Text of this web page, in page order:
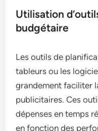
Utilisation
budgétaire
Les outils de
tableurs ou les
grandement faciliter
publicitaires. Ces
dépenses en temps
en fonction des